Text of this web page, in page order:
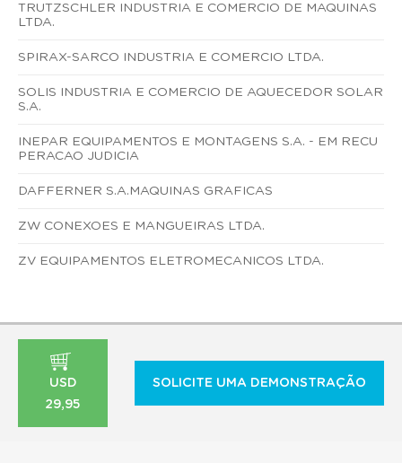
TRUTZSCHLER INDUSTRIA E COMERCIO DE MAQUINAS
LTDA.
SPIRAX-SARCO INDUSTRIA E COMERCIO LTDA.
SOLIS INDUSTRIA E COMERCIO DE AQUECEDOR SOLAR
S.A.
INEPAR EQUIPAMENTOS E MONTAGENS S.A. - EM RECU
PERACAO JUDICIA
DAFFERNER S.A.MAQUINAS GRAFICAS
ZW CONEXOES E MANGUEIRAS LTDA.
ZV EQUIPAMENTOS ELETROMECANICOS LTDA.
USD
29,95
SOLICITE UMA DEMONSTRAÇÃO